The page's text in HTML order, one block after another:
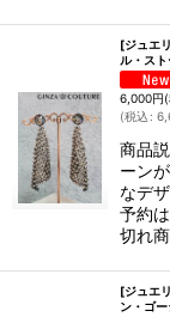
[ジュエ
ル・ス
6,000円
(税込 :
商品
ーン
なデ
予約
切れ
[ジュエ
ン・ゴ